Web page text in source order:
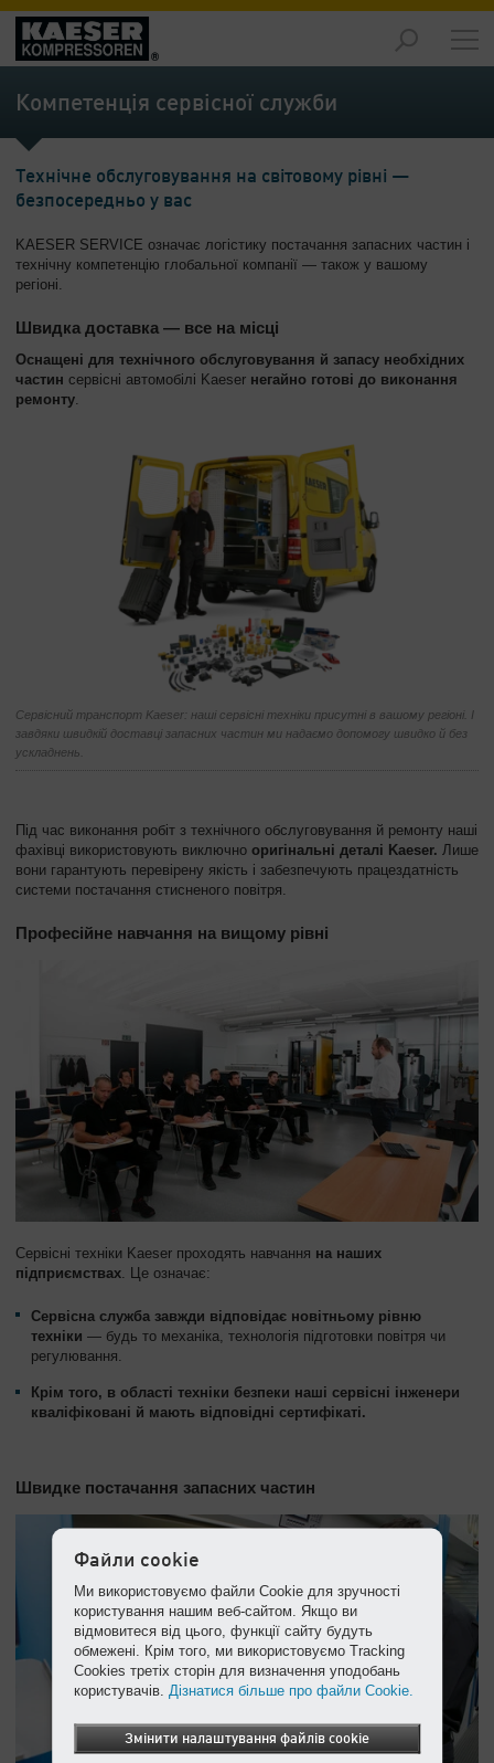
Продукція
-
Огляд
-
Огляд
Обслуговування
-
Огляд
-
Огляд
Компетенція сервісної служби
Технічне обслуговування на світовому рівні —
безпосередньо у вас
KAESER SERVICE означає логістику постачання запасних частин і
технічну компетенцію глобальної компанії — також у вашому
регіоні.
Швидка доставка — все на місці
Оснащені для технічного обслуговування й запасу необхідних
частин сервісні автомобілі Kaeser негайно готові до виконання
ремонту.
Сервісний транспорт Kaeser: наші сервісні техніки присутні в вашому регіоні. І
завдяки швидкій доставці запасних частин ми надаємо допомогу швидко й без
ускладнень.
Під час виконання робіт з технічного обслуговування й ремонту наші
фахівці використовують виключно оригінальні деталі Kaeser. Лише
вони гарантують перевірену якість і забезпечують працездатність
системи постачання стисненого повітря.
Професійне навчання на вищому рівні
Сервісні техніки Kaeser проходять навчання на наших
підприємствах . Це означає:
Сервісна служба завжди відповідає новітньому рівню
техніки — будь то механіка, технологія підготовки повітря чи
регулювання.
Крім того, в області техніки безпеки наші сервісні інженери
кваліфіковані й мають відповідні сертифікаті.
Швидке постачання запасних частин
Файли cookie
Ми використовуємо файли Cookie для зручності
користування нашим веб-сайтом. Якщо ви
відмовитеся від цього, функції сайту будуть
обмежені. Крім того, ми використовуємо Tracking
Cookies третіх сторін для визначення уподобань
користувачів. Дізнатися більше про файли Cookie.
Змінити налаштування файлів cookie